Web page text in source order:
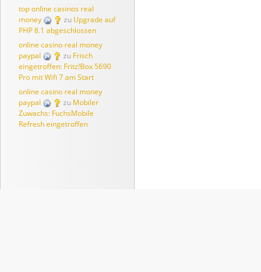
top online casinos real
money
zu Upgrade auf
PHP 8.1 abgeschlossen
online casino real money
paypal
zu Frisch
eingetroffen: Fritz!Box 5690
Pro mit Wifi 7 am Start
online casino real money
paypal
zu Mobiler
Zuwachs: FuchsMobile
Refresh eingetroffen